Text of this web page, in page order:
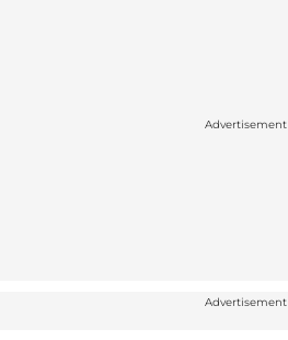
Advertisement
Advertisement